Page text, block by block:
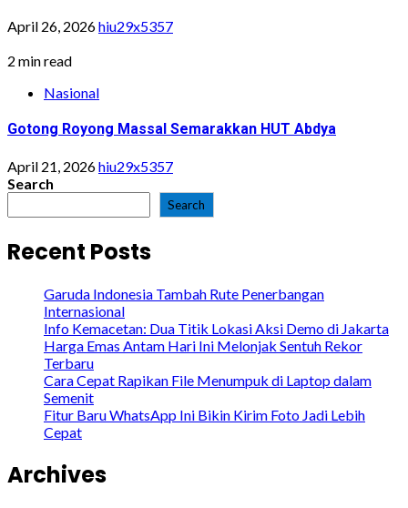
April 26, 2026hiu29x5357
2 min read
Nasional
Gotong Royong Massal Semarakkan HUT Abdya
April 21, 2026hiu29x5357
Search
Search
Recent Posts
Garuda Indonesia Tambah Rute Penerbangan
Internasional
Info Kemacetan: Dua Titik Lokasi Aksi Demo di Jakarta
Harga Emas Antam Hari Ini Melonjak Sentuh Rekor
Terbaru
Cara Cepat Rapikan File Menumpuk di Laptop dalam
Semenit
Fitur Baru WhatsApp Ini Bikin Kirim Foto Jadi Lebih
Cepat
Archives